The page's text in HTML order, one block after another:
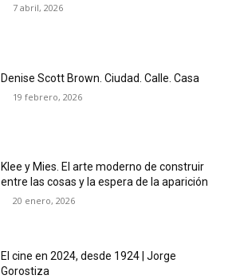
7 abril, 2026
Denise Scott Brown. Ciudad. Calle. Casa
19 febrero, 2026
Klee y Mies. El arte moderno de construir
entre las cosas y la espera de la aparición
20 enero, 2026
El cine en 2024, desde 1924 | Jorge
Gorostiza